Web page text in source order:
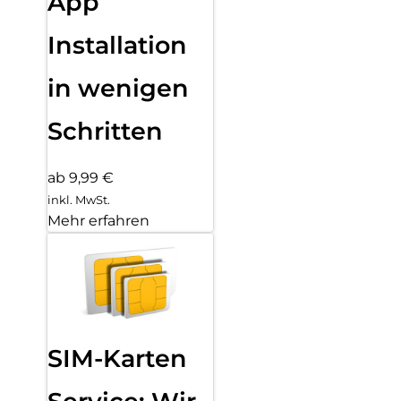
Installation
in wenigen
Schritten
ab 9,99 €
inkl. MwSt.
Mehr erfahren
SIM-Karten